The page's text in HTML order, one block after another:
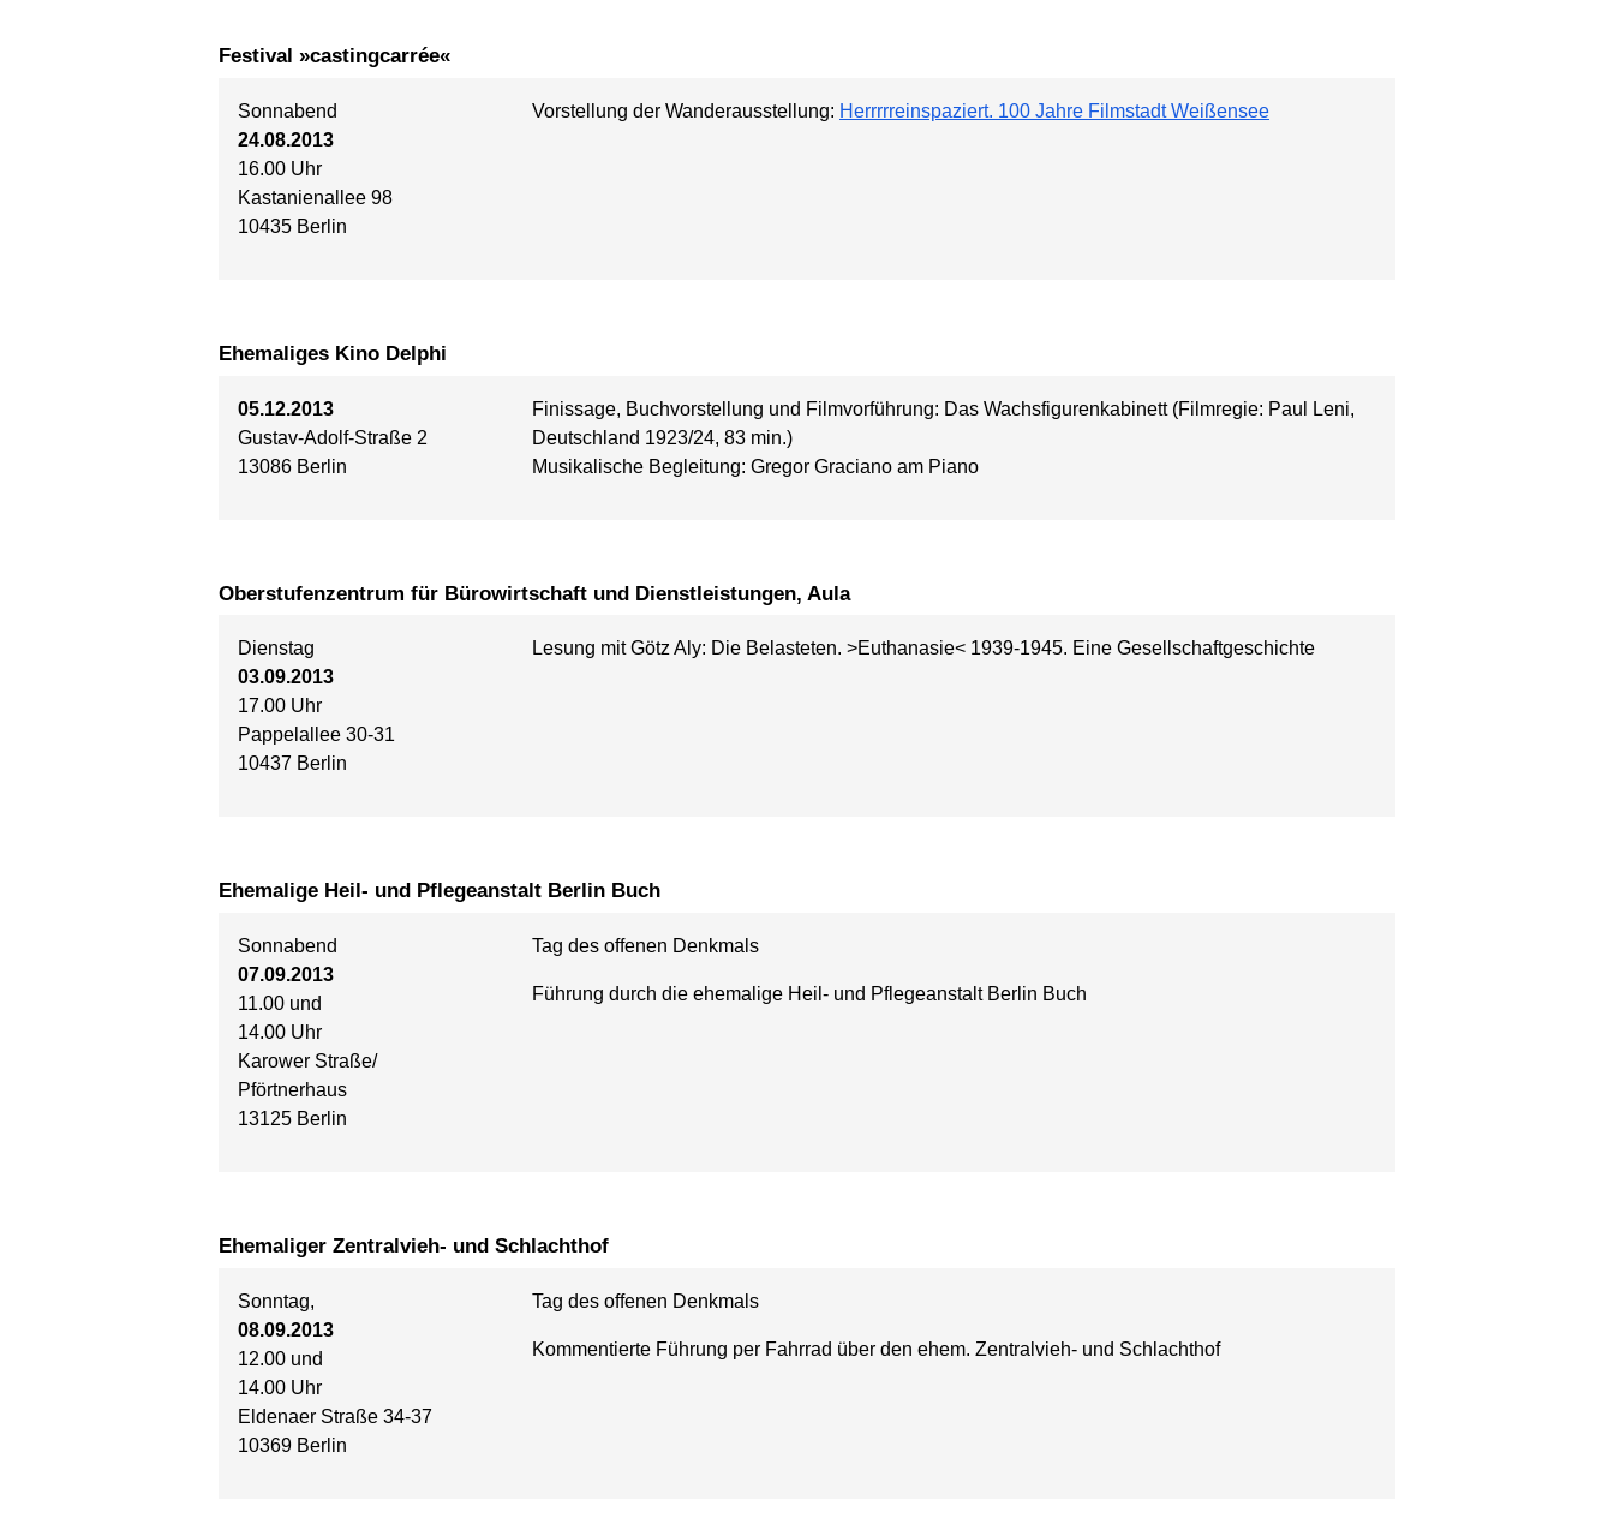
Festival »castingcarrée«
Sonnabend
24.08.2013
16.00 Uhr
Kastanienallee 98
10435 Berlin
Vorstellung der Wanderausstellung: Herrrrreinspaziert. 100 Jahre Filmstadt Weißensee
Ehemaliges Kino Delphi
05.12.2013
Gustav-Adolf-Straße 2
13086 Berlin
Finissage, Buchvorstellung und Filmvorführung: Das Wachsfigurenkabinett (Filmregie: Paul Leni,
Deutschland 1923/24, 83 min.)
Musikalische Begleitung: Gregor Graciano am Piano
Oberstufenzentrum für Bürowirtschaft und Dienstleistungen, Aula
Dienstag
03.09.2013
17.00 Uhr
Pappelallee 30-31
10437 Berlin
Lesung mit Götz Aly: Die Belasteten. >Euthanasie< 1939-1945. Eine Gesellschaftgeschichte
Ehemalige Heil- und Pflegeanstalt Berlin Buch
Sonnabend
07.09.2013
11.00 und
14.00 Uhr
Karower Straße/
Pförtnerhaus
13125 Berlin
Tag des offenen Denkmals
Führung durch die ehemalige Heil- und Pflegeanstalt Berlin Buch
Ehemaliger Zentralvieh- und Schlachthof
Sonntag,
08.09.2013
12.00 und
14.00 Uhr
Eldenaer Straße 34-37
10369 Berlin
Tag des offenen Denkmals
Kommentierte Führung per Fahrrad über den ehem. Zentralvieh- und Schlachthof